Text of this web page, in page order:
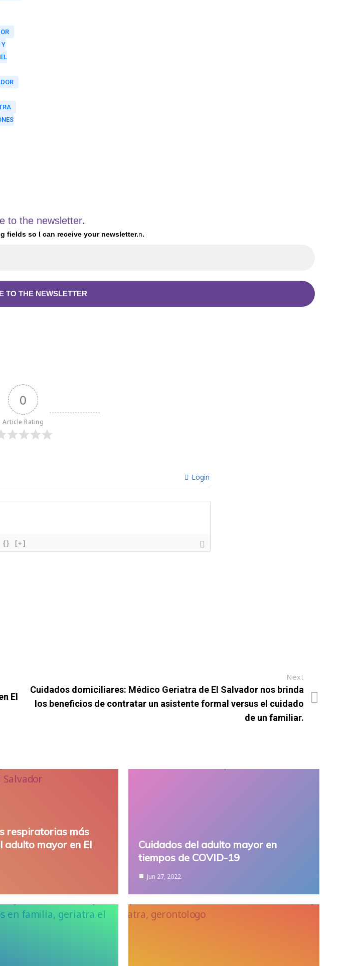
Y
to the newsletter.
fields so I can receive your newsletter.n.
0
Article Rating
Login
{} [+]
El
Next
Cuidados domiciliares: Médico Geriatra de El Salvador nos brinda
los beneficios de contratar un asistente formal versus el cuidado
de un familiar.
respiratorias más
adulto mayor en El
Cuidados del adulto mayor en
tiempos de COVID-19
Jun 27, 2022